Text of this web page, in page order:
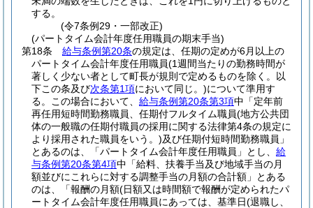
する。
(令7条例29・一部改正)
(パートタイム会計年度任用職員の期末手当)
第18条
給与条例第20条の規定は、任期の定めが6月以上の
パートタイム会計年度任用職員(1週間当たりの勤務時間が
著しく少ない者として町長が規則で定めるものを除く。以
下この条及び次条第1項において同じ。)について準用す
る。
この場合において、 給与条例第20条第3項中「定年前
再任用短時間勤務職員、任期付フルタイム職員(地方公共団
体の一般職の任期付職員の採用に関する法律第4条の規定に
より採用された職員をいう。)及び任期付短時間勤務職員」
とあるのは、「パートタイム会計年度任用職員」とし、 給
与条例第20条第4項中「給料、扶養手当及び地域手当の月
額並びにこれらに対する調整手当の月額の合計額」とある
のは、「報酬の月額(日額又は時間額で報酬が定められたパ
ートタイム会計年度任用職員にあっては、基準日(退職し、